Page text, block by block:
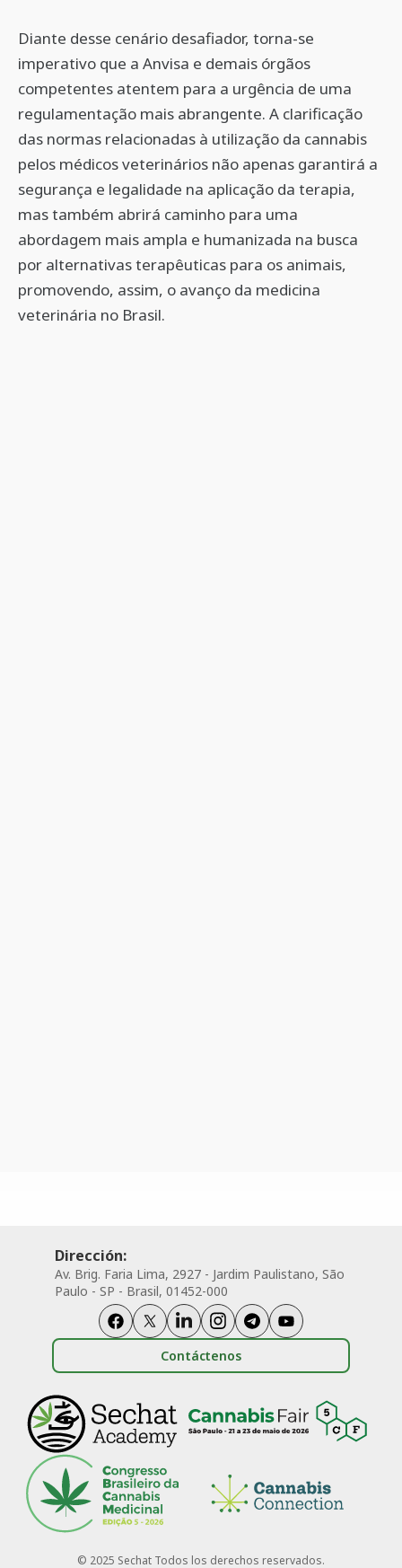
Diante desse cenário desafiador, torna-se
imperativo que a Anvisa e demais órgãos
competentes atentem para a urgência de uma
regulamentação mais abrangente. A clarificação
das normas relacionadas à utilização da cannabis
pelos médicos veterinários não apenas garantirá a
segurança e legalidade na aplicação da terapia,
mas também abrirá caminho para uma
abordagem mais ampla e humanizada na busca
por alternativas terapêuticas para os animais,
promovendo, assim, o avanço da medicina
veterinária no Brasil.
Dirección:
Av. Brig. Faria Lima, 2927 - Jardim Paulistano, São
Paulo - SP - Brasil, 01452-000
Contáctenos
© 2025 Sechat Todos los derechos reservados.